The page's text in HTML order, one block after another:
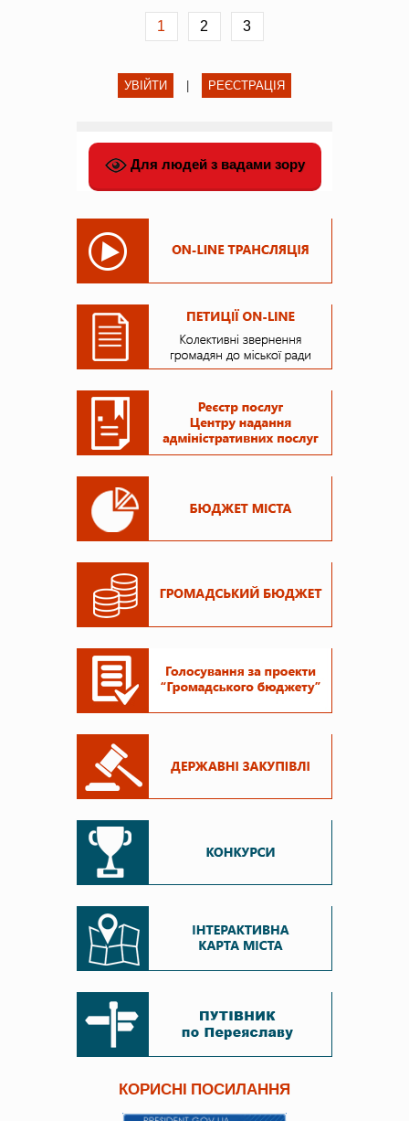
1 2 3
УВІЙТИ РЕЄСТРАЦІЯ
Для людей з вадами зору
КОРИСНІ ПОСИЛАННЯ